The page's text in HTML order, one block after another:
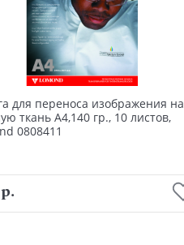
для переноса изображения на
ткань А4,140 гр., 10 листов,
0808411